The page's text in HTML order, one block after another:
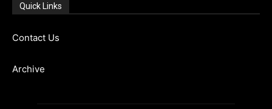
Quick Links
Contact Us
Archive